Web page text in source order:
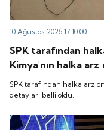
10 Ağustos 2026 17:10:00
SPK tarafından
Kimya'nın halka
SPK tarafından halka arz
detayları belli oldu.